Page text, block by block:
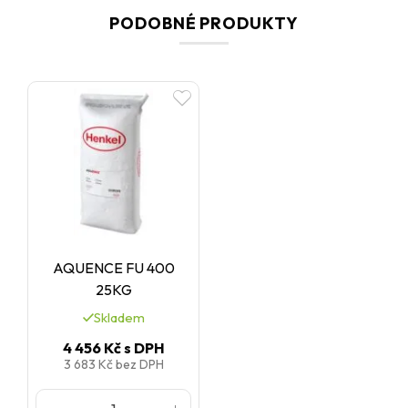
PODOBNÉ PRODUKTY
AQUENCE FU 400
25KG
Skladem
4 456 Kčs DPH
3 683 Kčbez DPH